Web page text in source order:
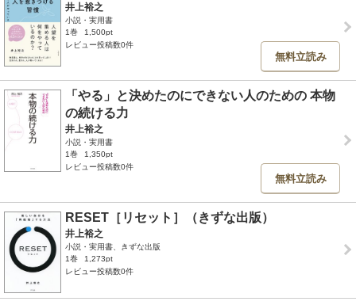
井上裕之
小説・実用書
1巻
1,500pt
レビュー投稿数0件
無料立読み
「やる」と決めたのにできない人のための 本物
の続ける力
井上裕之
小説・実用書
1巻
1,350pt
レビュー投稿数0件
無料立読み
RESET［リセット］（きずな出版）
井上裕之
小説・実用書、きずな出版
1巻
1,273pt
レビュー投稿数0件